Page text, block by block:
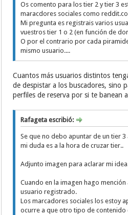
Os comento para los tier 2 y tier 3
maracdores sociales como
Mi pregunta es registrais varios
vuestros tier 1 o 2 (en función de
O por el contrario por cada
mismo usuario....
Cuantos más usuarios distintos
de despistar a los buscadores, sino
perfiles de reserva por si te banean
Rafageta escribió:
Se que no debo apuntar de un tier
mi duda es a la hora de cruzar tier..
Adjunto imagen para aclarar mi
Cuando en la imagen hago
usuario registrado.
Los marcadores sociales los estoy
ocurre a que otro tipo de contenido